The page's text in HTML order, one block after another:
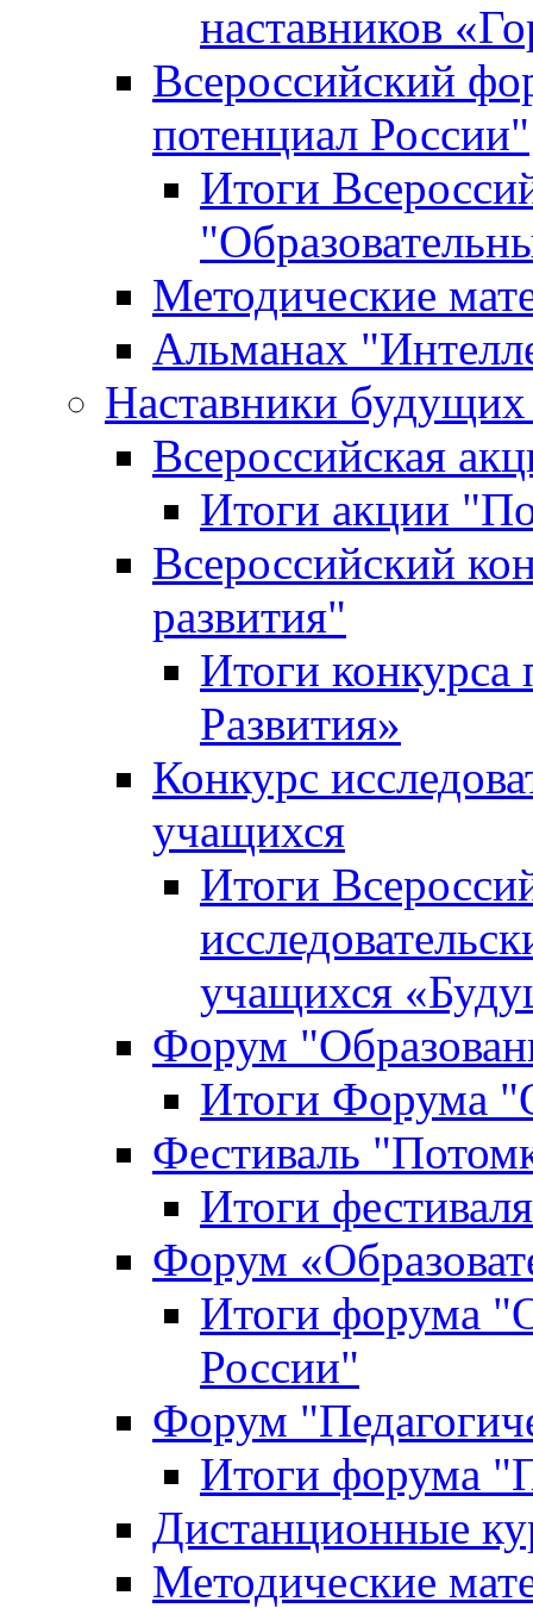
наставников
Всероссийский
потенциал России"
Итоги
Методические
Альманах
Наставники
Всероссийская
Итоги акции
Всероссийский
развития"
Итоги конкурса
Развития»
Конкурс
учащихся
Итоги
учащихся
Форум
Итоги Форума
Фестиваль
Итоги
Форум
Итоги форума
России"
Форум
Итоги форума
Дистанционные
Методические